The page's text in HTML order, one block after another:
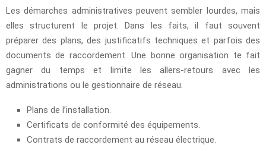
Les démarches administratives peuvent sembler lourdes, mais
elles structurent le projet. Dans les faits, il faut souvent
préparer des plans, des justificatifs techniques et parfois des
documents de raccordement. Une bonne organisation te fait
gagner du temps et limite les allers-retours avec les
administrations ou le gestionnaire de réseau.
Plans de l’installation.
Certificats de conformité des équipements.
Contrats de raccordement au réseau électrique.